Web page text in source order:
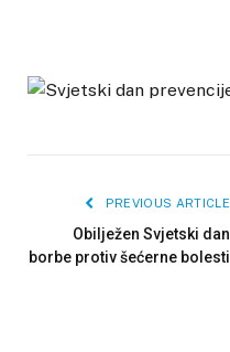
PREVIOUS ARTICLE
Obilježen Svjetski dan
borbe protiv šećerne bolesti